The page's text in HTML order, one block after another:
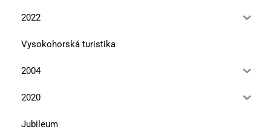
2022
Vysokohorská turistika
2004
2020
Jubileum